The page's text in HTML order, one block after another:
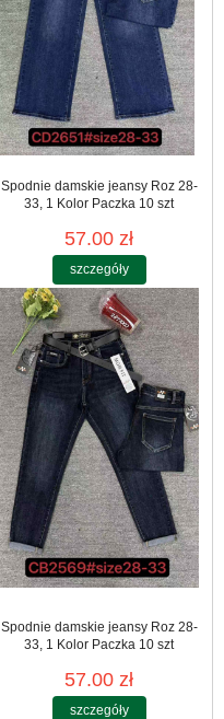
Spodnie damskie jeansy Roz 28-
33, 1 Kolor Paczka 10 szt
57.00 zł
szczegóły
Spodnie damskie jeansy Roz 28-
33, 1 Kolor Paczka 10 szt
57.00 zł
szczegóły